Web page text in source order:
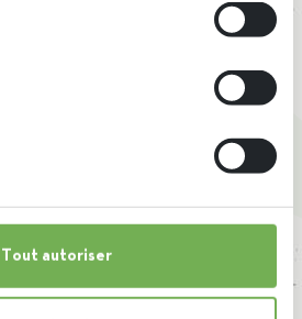
Tout autoriser
faut pour devenir un
à nous contacter